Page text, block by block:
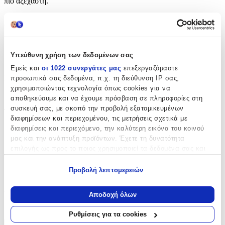
Υπεύθυνη χρήση των δεδομένων σας
Εμείς και οι 1022 συνεργάτες μας επεξεργαζόμαστε
προσωπικά σας δεδομένα, π.χ. τη διεύθυνση IP σας,
χρησιμοποιώντας τεχνολογία όπως cookies για να
αποθηκεύουμε και να έχουμε πρόσβαση σε πληροφορίες στη
συσκευή σας, με σκοπό την προβολή εξατομικευμένων
διαφημίσεων και περιεχομένου, τις μετρήσεις σχετικά με
διαφημίσεις και περιεχόμενο, την καλύτερη εικόνα του κοινού
μας και την ανάπτυξη προϊόντων. Έχετε τη δυνατότητα
Να συλλέξουμε πληροφορίες σχετικά με τη γεωγραφική
σας τοποθεσία, οι οποίες μπορεί να είναι ακριβείς σε
απόσταση μερικών μέτρων
Να αναγνωρίσουμε τη συσκευή σας σαρώνοντας ενεργά
Προβολή λεπτομερειών
Αποδοχή όλων
Ρυθμίσεις για τα cookies
Χαρακτηριστικά
Bellissimo
Είδος:
Μπρελόκ
Τεμάχια:
50
Φύλο:
Χρώμα:
Μπεζ